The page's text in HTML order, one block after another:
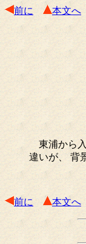
前に 本文へ
東浦から入
違いが、 背
前に 本文へ